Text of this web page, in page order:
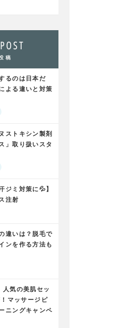
稿
るのは日本だ
よる違いと対策
ストキシン製剤
」取り扱いスタ
ジミ対策に💦】
注射
違いは？脱毛で
ンを作る方法も
人気の美肌セッ
マッサージピ
ニングキャンペ